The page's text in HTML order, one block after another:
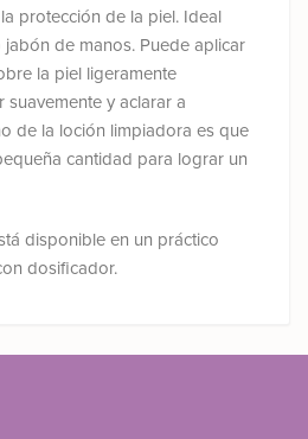
protección de la piel. Ideal
de manos. Puede aplicar
la piel ligeramente
suavemente y aclarar a
de la loción limpiadora es que
cantidad para lograr un
disponible en un práctico
dosificador.